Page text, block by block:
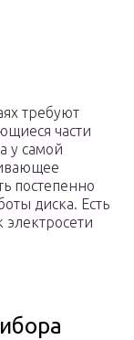
требуют
части
у самой
постепенно
диска. Есть